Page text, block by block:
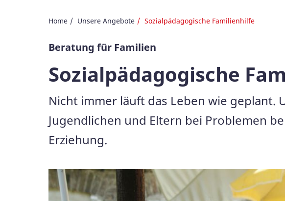
Home Unsere Angebote Sozialpädagogische Familienhilfe
Beratung für Familien
Sozialpädagogische
Nicht immer läuft das Leben wie
Jugendlichen und Eltern bei Problemen
Erziehung.